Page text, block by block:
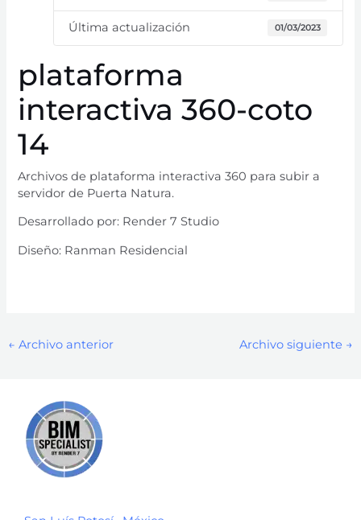
Última actualización 01/03/2023
plataforma
interactiva 360-coto
14
Archivos de plataforma interactiva 360 para subir a
servidor de Puerta Natura.
Desarrollado por: Render 7 Studio
Diseño: Ranman Residencial
← Archivo anterior Archivo siguiente →